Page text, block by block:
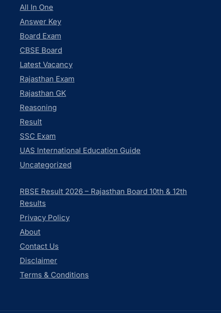
All In One
Answer Key
Board Exam
CBSE Board
Latest Vacancy
Rajasthan Exam
Rajasthan GK
Reasoning
Result
SSC Exam
UAS International Education Guide
Uncategorized
RBSE Result 2026 – Rajasthan Board 10th & 12th
Results
Privacy Policy
About
Contact Us
Disclaimer
Terms & Conditions